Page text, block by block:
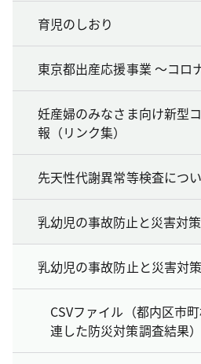
育児のしおり
東京都出産応援事業 ～コロ
妊産婦のみなさま向け新型
報（リンク集）
先天性代謝異常等検査につ
乳幼児の事故防止と災害対策
乳幼児の事故防止と災害対
CSVファイル（都内区市
連した防災対策調査結果）